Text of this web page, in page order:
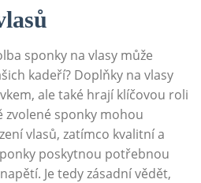
sponky na vlasy může
​kadeří? Doplňky na ‍vlasy
ale také ⁤hrají klíčovou roli
zvolené sponky mohou
vlasů, zatímco kvalitní a
poskytnou⁢ potřebnou‍
Je tedy zásadní vědět,